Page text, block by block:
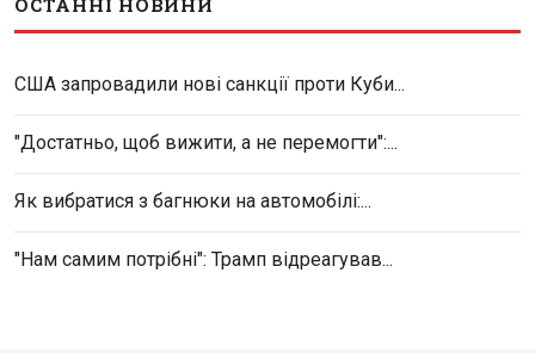
США запровадили нові санкції проти Куби...
"Достатньо, щоб вижити, а не перемогти":...
Як вибратися з багнюки на автомобілі:...
"Нам самим потрібні": Трамп відреагував...